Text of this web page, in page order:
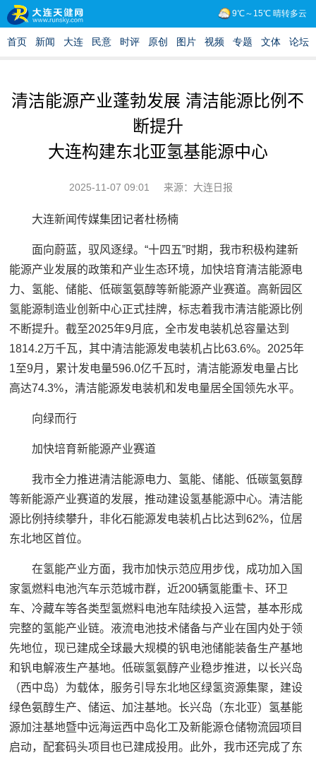
清洁能源产业蓬勃发展 清洁能源比例不
断提升
大连构建东北亚氢基能源中心
2025-11-07 09:01 来源：大连日报
大连新闻传媒集团记者杜杨楠
面向蔚蓝，驭风逐绿。“十四五”时期，我市积极构建新
能源产业发展的政策和产业生态环境，加快培育清洁能源电
力、氢能、储能、低碳氢氨醇等新能源产业赛道。高新园区
氢能源制造业创新中心正式挂牌，标志着我市清洁能源比例
不断提升。截至2025年9月底，全市发电装机总容量达到
1814.2万千瓦，其中清洁能源发电装机占比63.6%。2025年
1至9月，累计发电量596.0亿千瓦时，清洁能源发电量占比
高达74.3%，清洁能源发电装机和发电量居全国领先水平。
向绿而行
加快培育新能源产业赛道
我市全力推进清洁能源电力、氢能、储能、低碳氢氨醇
等新能源产业赛道的发展，推动建设氢基能源中心。清洁能
源比例持续攀升，非化石能源发电装机占比达到62%，位居
东北地区首位。
在氢能产业方面，我市加快示范应用步伐，成功加入国
家氢燃料电池汽车示范城市群，近200辆氢能重卡、环卫
车、冷藏车等各类型氢燃料电池车陆续投入运营，基本形成
完整的氢能产业链。液流电池技术储备与产业在国内处于领
先地位，现已建成全球最大规模的钒电池储能装备生产基地
和钒电解液生产基地。低碳氢氨醇产业稳步推进，以长兴岛
（西中岛）为载体，服务引导东北地区绿氢资源集聚，建设
绿色氨醇生产、储运、加注基地。长兴岛（东北亚）氢基能
源加注基地暨中远海运西中岛化工及新能源仓储物流园项目
启动，配套码头项目也已建成投用。此外，我市还完成了东